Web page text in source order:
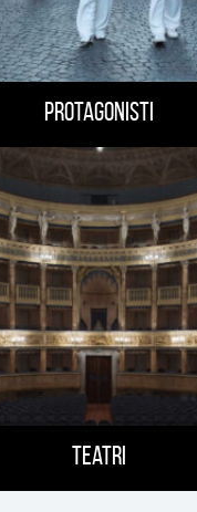
Protagonisti
Teatri